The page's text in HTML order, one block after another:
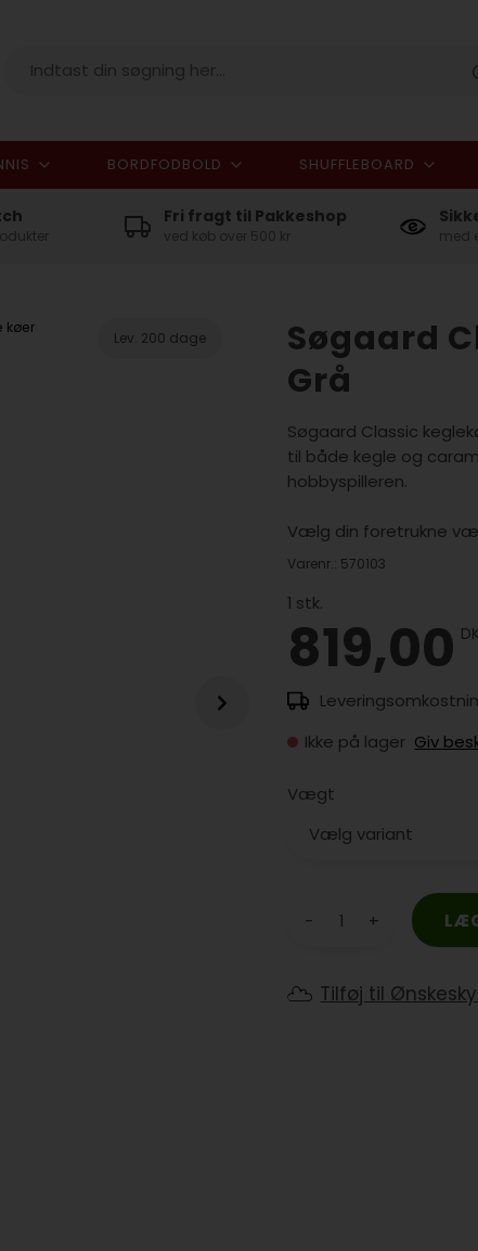
I alt
BORDFODBOLD SHUFFLEBOARD
Fri fragt til Pakkeshop
ved køb over 500 kr med
køer
Lev. 200 dage
Søgaard
Grå
Søgaard Classic
til både kegle og
hobbyspilleren.
Vælg din foretrukne
Varenr.: 570103
1 stk.
819,00
Ikke på lager Giv
Vægt
- +
Tilføj til